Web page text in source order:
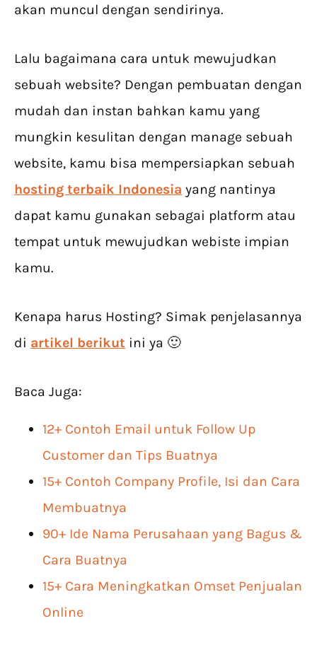
akan muncul dengan sendirinya.
Lalu bagaimana cara untuk mewujudkan
sebuah website? Dengan pembuatan dengan
mudah dan instan bahkan kamu yang
mungkin kesulitan dengan manage sebuah
website, kamu bisa mempersiapkan sebuah
hosting terbaik Indonesia yang nantinya
dapat kamu gunakan sebagai platform atau
tempat untuk mewujudkan webiste impian
kamu.
Kenapa harus Hosting? Simak penjelasannya
di artikel berikut ini ya 🙂
Baca Juga:
12+ Contoh Email untuk Follow Up
Customer dan Tips Buatnya
15+ Contoh Company Profile, Isi dan Cara
Membuatnya
90+ Ide Nama Perusahaan yang Bagus &
Cara Buatnya
15+ Cara Meningkatkan Omset Penjualan
Online